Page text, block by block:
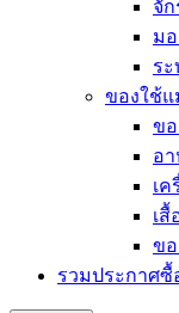
จั
ม
ระ
ของใช้แ
ข
อา
เค
เสื้
ข
รวมประกาศซื้